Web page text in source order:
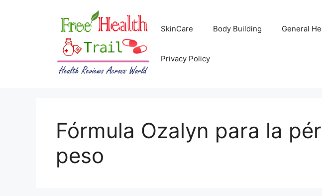
SkinCare Body Building General
Privacy Policy
Fórmula Ozalyn para la
peso